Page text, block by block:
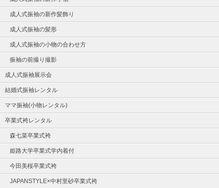
成人式振袖の新作髪飾り
成人式振袖の髪形
成人式振袖の小物の合わせ方
振袖の前撮り撮影
成人式振袖展示会
結婚式振袖レンタル
ママ振袖(小物レンタル)
卒業式袴レンタル
森七菜卒業式袴
姫路大学卒業式学内着付
今田美桜卒業式袴
JAPANSTYLE×中村里砂卒業式袴